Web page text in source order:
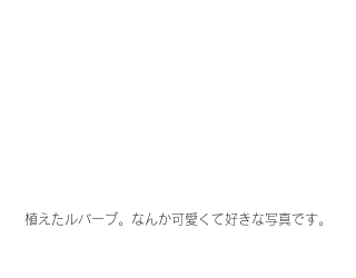
植えたルバーブ。なんか可愛くて好きな写真です。